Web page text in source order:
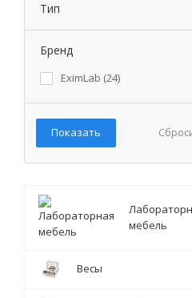
Тип
Бренд
EximLab (24)
мебель
Весы